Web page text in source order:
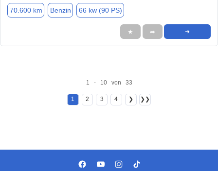
70.600 km Benzin 66 kw (90 PS)
★ ➦ ➜
1 - 10 von 33
1 2 3 4 ❯ ❯❯